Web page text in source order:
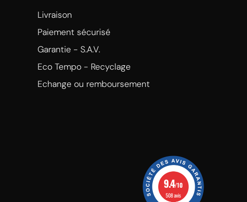
Livraison
Paiement sécurisé
Garantie - S.A.V.
Eco Tempo - Recyclage
Echange ou remboursement
9.4/10
508 avis